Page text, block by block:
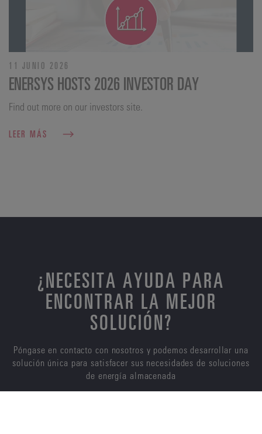
11 JUNIO 2026
ENERSYS HOSTS 2026 INVESTOR DAY
Find out more on our investors site.
LEER MÁS
¿NECESITA AYUDA PARA
ENCONTRAR LA MEJOR
SOLUCIÓN?
Póngase en contacto con nosotros y podemos desarrollar una
solución única para satisfacer sus necesidades de soluciones
de energía almacenada